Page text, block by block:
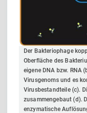
Der Bakteriophage
Oberfläche des
eigene DNA bzw. RNA
Virusgenoms und es
Virusbestandteile (c).
zusammengebaut (d).
enzymatische